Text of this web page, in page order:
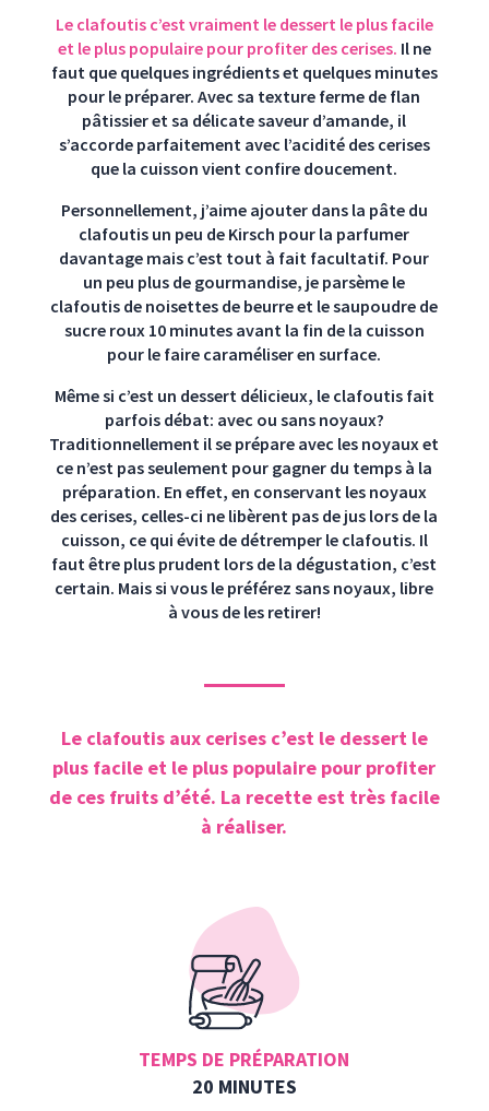
Le clafoutis c’est vraiment le dessert le plus facile
et le plus populaire pour profiter des cerises. Il ne
faut que quelques ingrédients et quelques minutes
pour le préparer. Avec sa texture ferme de flan
pâtissier et sa délicate saveur d’amande, il
s’accorde parfaitement avec l’acidité des cerises
que la cuisson vient confire doucement.
Personnellement, j’aime ajouter dans la pâte du
clafoutis un peu de Kirsch pour la parfumer
davantage mais c’est tout à fait facultatif. Pour
un peu plus de gourmandise, je parsème le
clafoutis de noisettes de beurre et le saupoudre de
sucre roux 10 minutes avant la fin de la cuisson
pour le faire caraméliser en surface.
Même si c’est un dessert délicieux, le clafoutis fait
parfois débat: avec ou sans noyaux?
Traditionnellement il se prépare avec les noyaux et
ce n’est pas seulement pour gagner du temps à la
préparation. En effet, en conservant les noyaux
des cerises, celles-ci ne libèrent pas de jus lors de la
cuisson, ce qui évite de détremper le clafoutis. Il
faut être plus prudent lors de la dégustation, c’est
certain. Mais si vous le préférez sans noyaux, libre
à vous de les retirer!
Le clafoutis aux cerises c’est le dessert le
plus facile et le plus populaire pour profiter
de ces fruits d’été. La recette est très facile
à réaliser.
TEMPS DE PRÉPARATION
20 MINUTES